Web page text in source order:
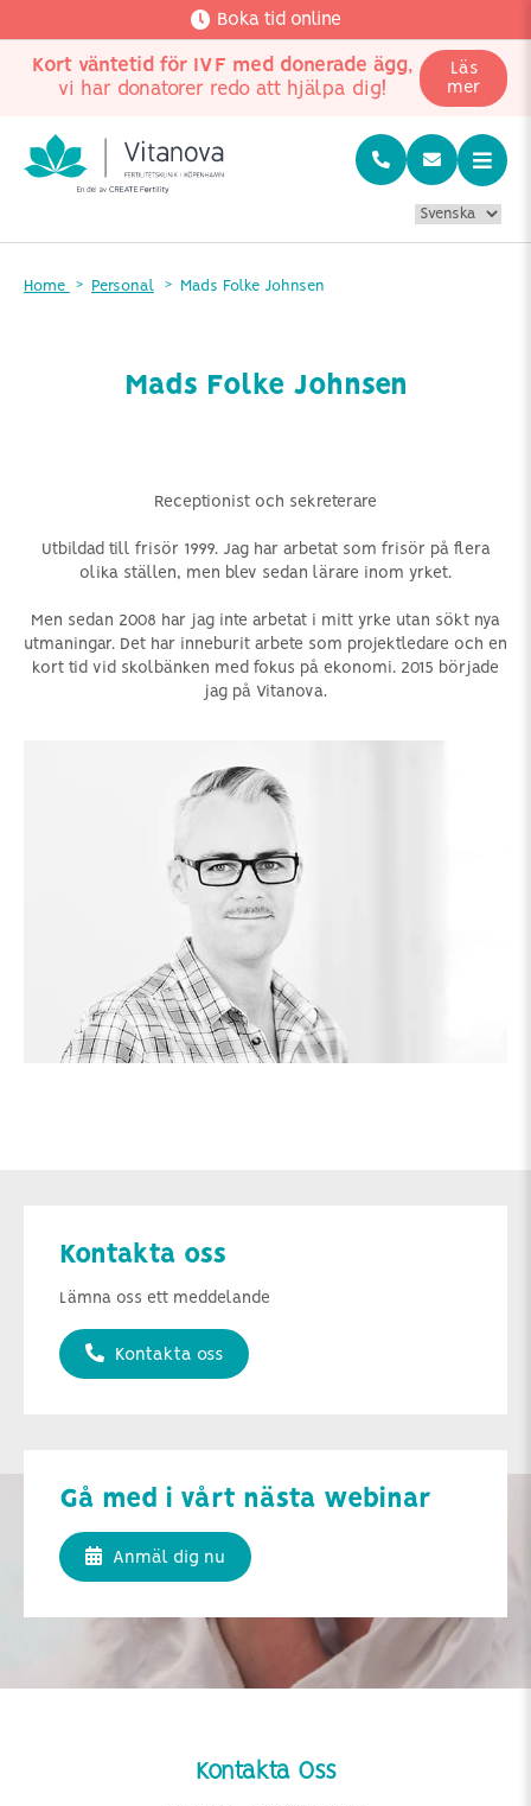
Boka tid online
Kort väntetid för IVF med donerade ägg,
vi har donatorer redo att hjälpa dig!
Läs
mer
Home Personal Mads Folke Johnsen
Mads Folke Johnsen
Receptionist och sekreterare
Utbildad till frisör 1999. Jag har arbetat som frisör på flera
olika ställen, men blev sedan lärare inom yrket.
Men sedan 2008 har jag inte arbetat i mitt yrke utan sökt nya
utmaningar. Det har inneburit arbete som projektledare och en
kort tid vid skolbänken med fokus på ekonomi. 2015 började
jag på Vitanova.
Kontakta oss
Lämna oss ett meddelande
Kontakta oss
Gå med i vårt nästa webinar
Anmäl dig nu
Kontakta Oss